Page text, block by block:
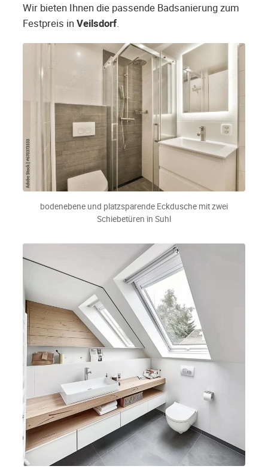
Wir bieten Ihnen die passende Badsanierung zum
Festpreis in Veilsdorf.
bodenebene und platzsparende Eckdusche mit zwei
Schiebetüren in Suhl